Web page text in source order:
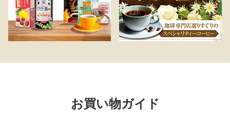
お買い物ガイド